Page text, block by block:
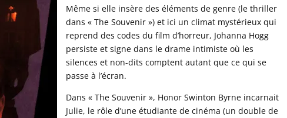
Même si elle insère des éléments de genre (le thriller
dans « The Souvenir ») et ici un climat mystérieux qui
reprend des codes du film d’horreur, Johanna Hogg
persiste et signe dans le drame intimiste où les
silences et non-dits comptent autant que ce qui se
passe à l’écran.
Dans « The Souvenir », Honor Swinton Byrne incarnait
Julie, le rôle d’une étudiante de cinéma (un double de